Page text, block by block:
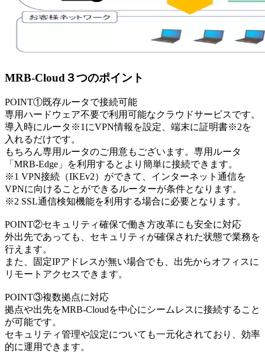
MRB-Cloud３つのポイント
POINT①既存ルータで接続可能
専用ハードウェア不要で利用可能なクラウドサービスです。
導入時にルータ※1にVPN情報を設定、端末に証明書※2を
入れるだけです。
もちろん専用ルータのご用意もございます。専用ルータ
「MRB-Edge」を利用するとより簡単に接続できます。
※1 VPN接続（IKEv2）ができて、インターネット通信を
VPNに向けることができるルーターが条件となります。
※2 SSL通信検知機能を利用する場合に必要となります。
POINT②セキュリティ確保で働き方改革にも安全に対応
外出先であっても、セキュリティが確保された状態で業務を
行えます。
また、固定IPアドレスが無い場合でも、出先からオフィスに
リモートアクセスできます。
POINT③複数拠点に対応
拠点や出先をMRB-Cloudを中心にシームレスに接続すること
が可能です。
セキュリティ管理や設定についても一元化されており、効率
的に運用できます。